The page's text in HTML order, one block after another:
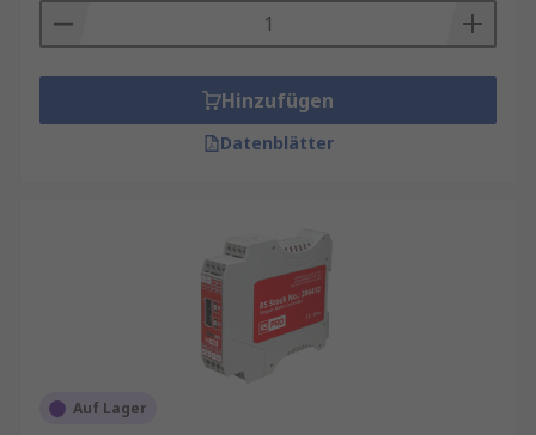
Hinzufügen
Datenblätter
Auf Lager